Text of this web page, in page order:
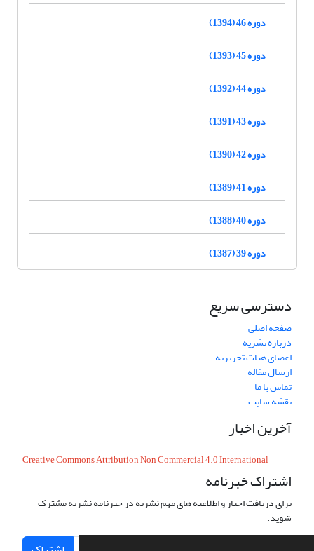
دوره 46 (1394)
دوره 45 (1393)
دوره 44 (1392)
دوره 43 (1391)
دوره 42 (1390)
دوره 41 (1389)
دوره 40 (1388)
دوره 39 (1387)
دسترسی سریع
صفحه اصلی
درباره نشریه
اعضای هیات تحریریه
ارسال مقاله
تماس با ما
نقشه سایت
آخرین اخبار
Creative Commons Attribution Non Commercial 4.0 International
اشتراک خبرنامه
برای دریافت اخبار و اطلاعیه های مهم نشریه در خبرنامه نشریه مشترک
شوید.